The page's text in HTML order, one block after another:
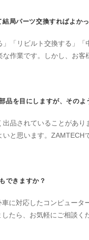
局パーツ交換すればよか
「リビルト交換する」
作業です。しかし、お客
を目にしますが、その
品されていることがあ
と思います。ZAMTECH
できますか？
に対応したコンピュー
たら、お気軽にご相談く